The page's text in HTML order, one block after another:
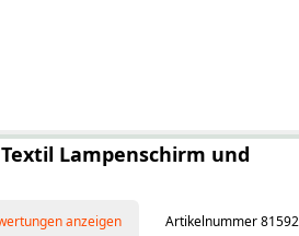
Lampenschirm und
anzeigen Artikelnummer 81592